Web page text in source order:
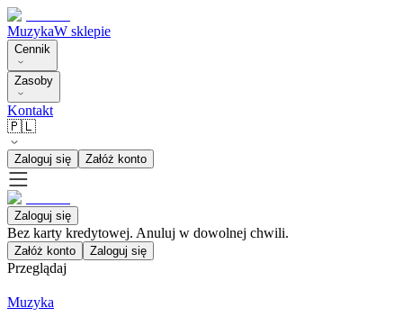
MuzykaW sklepie
Cennik
Zasoby
Kontakt
🇵🇱
Zaloguj się Załóż konto
Zaloguj się
Bez karty kredytowej. Anuluj w dowolnej chwili.
Załóż konto Zaloguj się
Przeglądaj
Muzyka